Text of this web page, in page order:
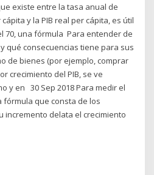
existe entre la tasa anual de
y la PIB real per cápita, es útil
70, una fórmula Para entender de
qué consecuencias tiene para sus
de bienes (por ejemplo, comprar
crecimiento del PIB, se ve
y en 30 Sep 2018 Para medir el
fórmula que consta de los
incremento delata el crecimiento